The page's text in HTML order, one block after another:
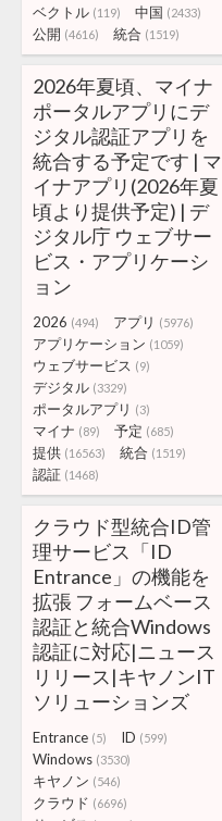
ベクトル (119) 中国 (2433)
公開 (4616) 統合 (1519)
2026年夏頃、マイナ
ポータルアプリにデ
ジタル認証アプリを
統合する予定です | マ
イナアプリ(2026年夏
頃より提供予定) | デ
ジタル庁 ウェブサー
ビス・アプリケーシ
ョン
2026 (494) アプリ (5976)
アプリケーション (1059)
ウェブサービス (9)
デジタル (3329)
ポータルアプリ (3)
マイナ (89) 予定 (685)
提供 (16563) 統合 (1519)
認証 (1468)
クラウド型統合ID管
理サービス「ID
Entrance」の機能を
拡張 フォームベース
認証と統合Windows
認証に対応|ニュース
リリース|キヤノンIT
ソリューションズ
Entrance (5) ID (599)
Windows (3530)
キヤノン (546)
クラウド (6696)